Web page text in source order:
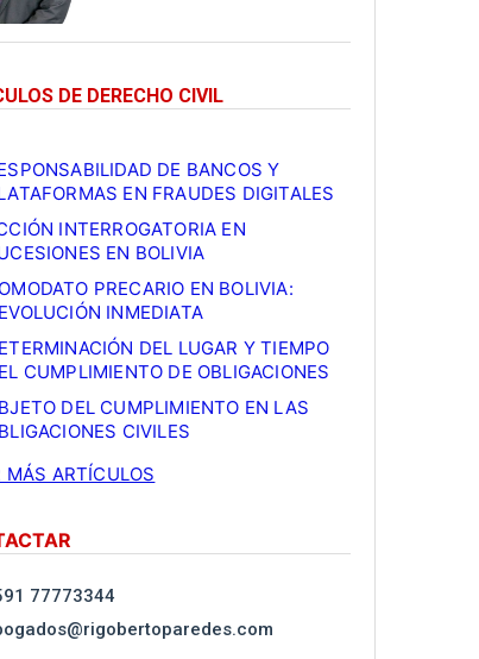
DE DERECHO CIVIL
DE BANCOS Y
EN FRAUDES DIGITALES
INTERROGATORIA EN
EN BOLIVIA
PRECARIO EN BOLIVIA:
INMEDIATA
DEL LUGAR Y TIEMPO
CUMPLIMIENTO DE OBLIGACIONES
DEL CUMPLIMIENTO EN LAS
CIVILES
MÁS ARTÍCULOS
77773344